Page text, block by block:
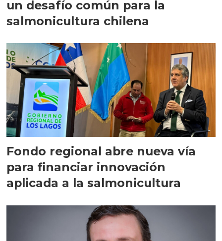
un desafío común para la
salmonicultura chilena
Fondo regional abre nueva vía
para financiar innovación
aplicada a la salmonicultura